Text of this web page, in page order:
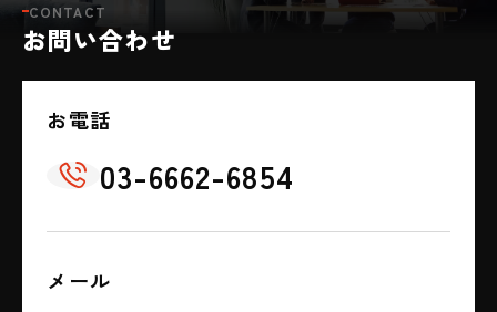
CONTACT
お問い合わせ
お電話
📞 03-6662-6854
メール